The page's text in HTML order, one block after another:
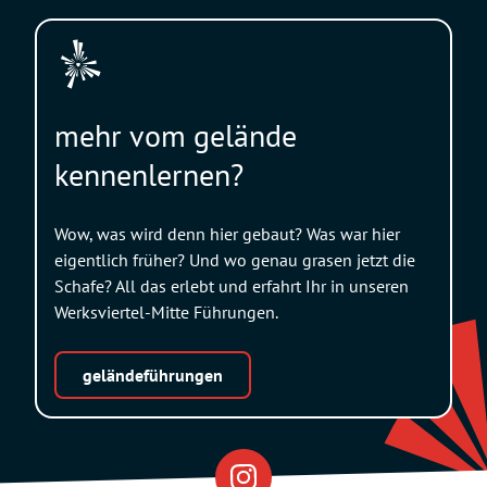
mehr vom gelände
kennenlernen?
Wow, was wird denn hier gebaut? Was war hier
eigentlich früher? Und wo genau grasen jetzt die
Schafe? All das erlebt und erfahrt Ihr in unseren
Werksviertel-Mitte Führungen.
geländeführungen